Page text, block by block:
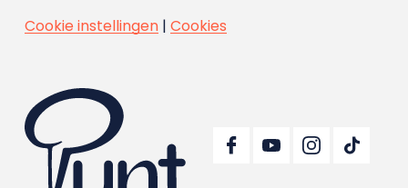
Cookie instellingen| Cookies